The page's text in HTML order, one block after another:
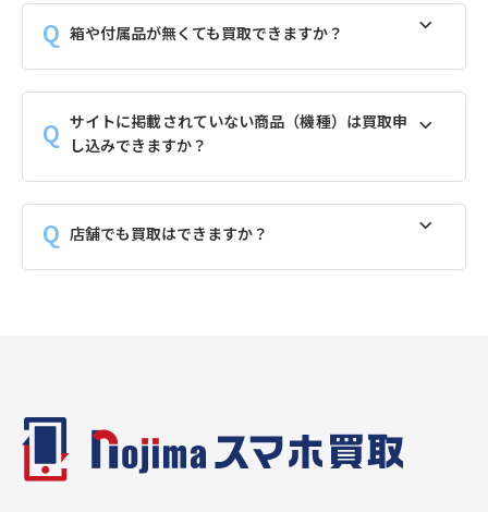
箱や付属品が無くても買取できますか？
サイトに掲載されていない商品（機種）は買取申
し込みできますか？
店舗でも買取はできますか？